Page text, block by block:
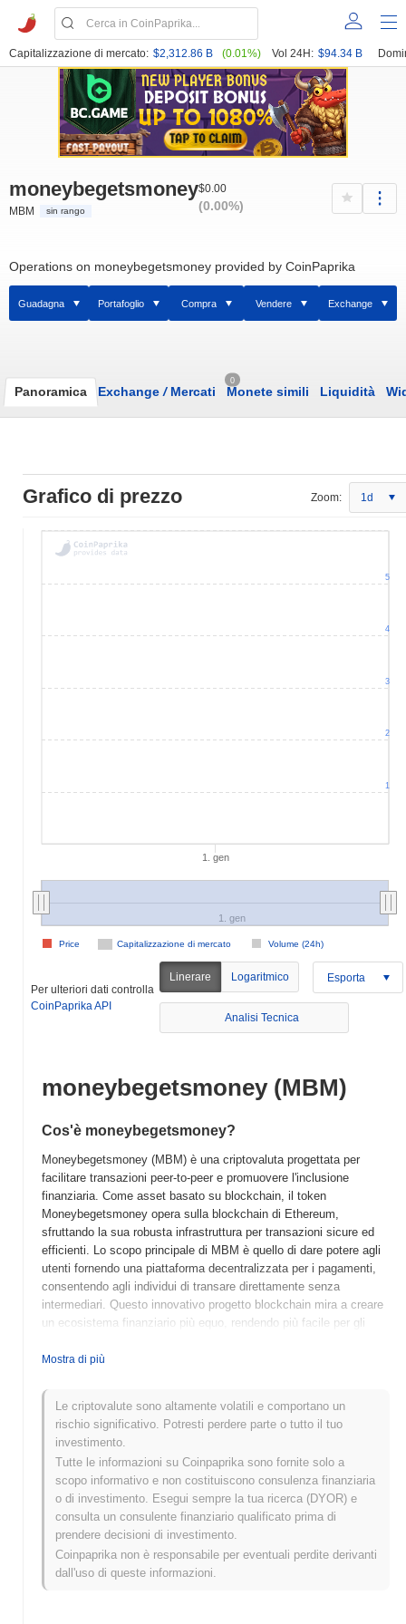
Capitalizzazione di mercato: $2,312.86 B (0.01%) Vol 24H: $94.34 B
moneybegetsmoney
MBM sin rango
$0.00
(0.00%)
Operations on moneybegetsmoney provided by CoinPaprika
Guadagna Portafoglio Compra Vendere Exchange
Panoramica Exchange /Mercati
0
Monete simili Liquidità
Grafico di prezzo Zoom: 1d
1. gen
Capitalizzazione di mercato Volume (24h)
Price
1. gen
1
2
3
4
5
Per ulteriori dati controlla
CoinPaprika API
Linerare Logaritmico Esporta
Analisi Tecnica
moneybegetsmoney (MBM)
Cos'è moneybegetsmoney?
Moneybegetsmoney (MBM) è una criptovaluta progettata per
facilitare transazioni peer-to-peer e promuovere l'inclusione
finanziaria. Come asset basato su blockchain, il token
Moneybegetsmoney opera sulla blockchain di Ethereum,
sfruttando la sua robusta infrastruttura per transazioni sicure ed
efficienti. Lo scopo principale di MBM è quello di dare potere agli
utenti fornendo una piattaforma decentralizzata per i pagamenti,
consentendo agli individui di transare direttamente senza
intermediari. Questo innovativo progetto blockchain mira a creare
un ecosistema finanziario più equo, rendendo più facile per gli
Moneybegetsmoney (MBM) è stato lanciato nel 2020 come
progetto di finanza decentralizzata (DeFi) volto a creare un
ecosistema sostenibile per gli utenti per guadagnare reddito
passivo attraverso yield farming e staking. Fondato da un team di
appassionati di blockchain, MBM ha rapidamente guadagnato
trazione all'interno della comunità crypto. Il token è stato
inizialmente elencato su diversi exchange decentralizzati, il che
ha contribuito ad aumentare la sua visibilità e il volume di scambi.
Lo sviluppo iniziale è stato caratterizzato dal coinvolgimento della
comunità e da partnership strategiche che hanno migliorato la sua
utilità e adozione nello spazio DeFi.
Mostra di più
Le criptovalute sono altamente volatili e comportano un
rischio significativo. Potresti perdere parte o tutto il tuo
investimento.
Tutte le informazioni su Coinpaprika sono fornite solo a
scopo informativo e non costituiscono consulenza finanziaria
o di investimento. Esegui sempre la tua ricerca (DYOR) e
consulta un consulente finanziario qualificato prima di
prendere decisioni di investimento.
Coinpaprika non è responsabile per eventuali perdite derivanti
dall'uso di queste informazioni.